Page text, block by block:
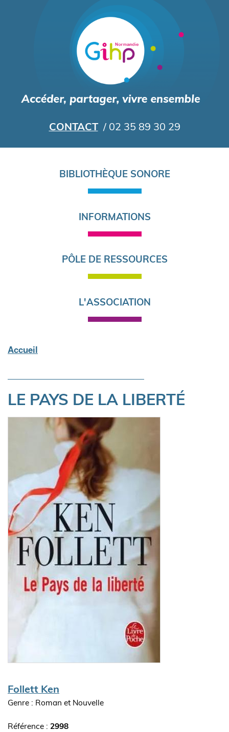
au
contenu
principal
CONTACT / 02 35 89 30 29
BIBLIOTHÈQUE SONORE
INFORMATIONS
PÔLE DE RESSOURCES
L'ASSOCIATION
Accueil
LE PAYS DE LA LIBERTÉ
Auteur(s)
Follett Ken
Genre : Roman et Nouvelle
Référence : 2998